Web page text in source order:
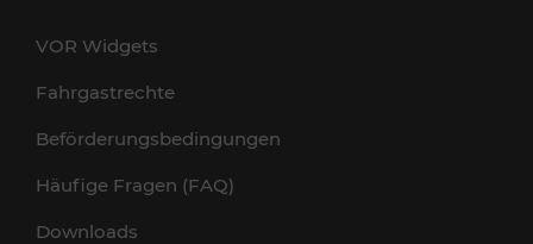
VOR Widgets
Fahrgastrechte
Beförderungsbedingungen
Häufige Fragen (FAQ)
Downloads